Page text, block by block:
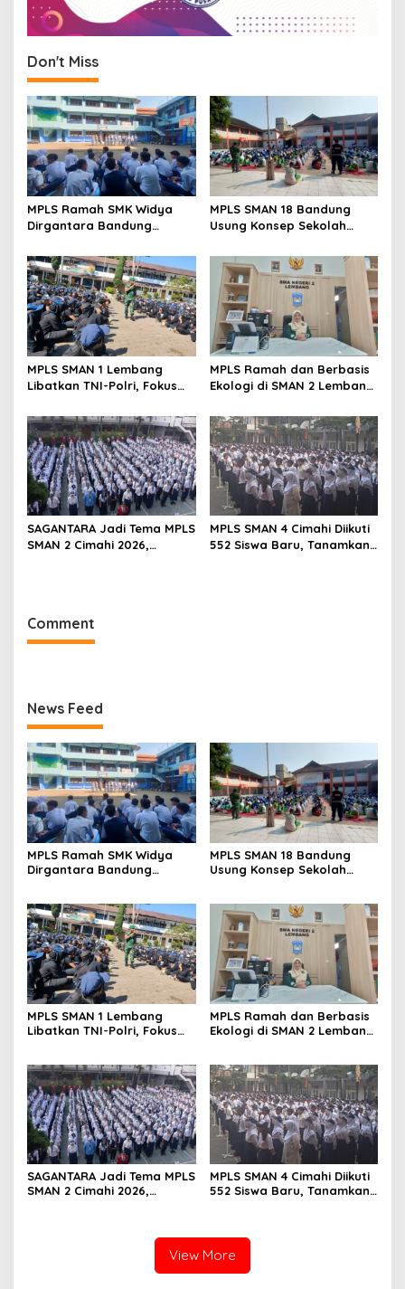
Don't Miss
MPLS Ramah SMK Widya
Dirgantara Bandung
dan Budaya Kerja Industri
MPLS SMAN 18 Bandung
Usung Konsep Sekolah
Baru
MPLS SMAN 1 Lembang
Libatkan TNI-Polri, Fokus
Wawasan Kebangsaan
MPLS Ramah dan Berbasis
Ekologi di SMAN 2 Lembang
Siswa Baru
SAGANTARA Jadi Tema MPLS
SMAN 2 Cimahi 2026,
MPLS SMAN 4 Cimahi Diikuti
552 Siswa Baru, Tanamkan
Comment
News Feed
MPLS Ramah SMK Widya
Dirgantara Bandung
MPLS SMAN 18 Bandung
Usung Konsep Sekolah
MPLS SMAN 1 Lembang
Libatkan TNI-Polri, Fokus
MPLS Ramah dan Berbasis
Ekologi di SMAN 2 Lembang
SAGANTARA Jadi Tema MPLS
SMAN 2 Cimahi 2026,
MPLS SMAN 4 Cimahi Diikuti
552 Siswa Baru, Tanamkan
View More